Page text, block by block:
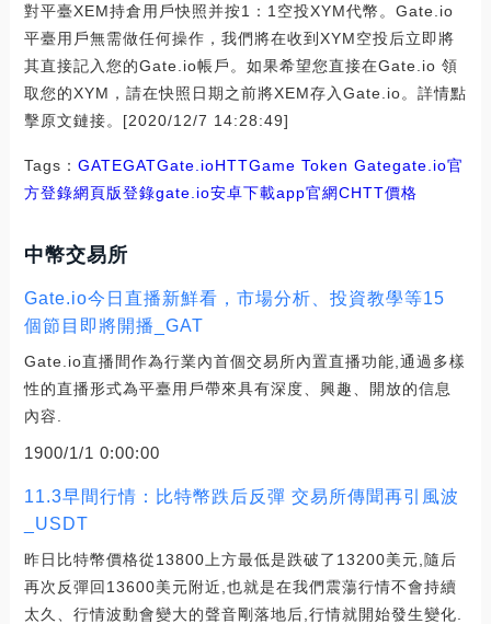
對平臺XEM持倉用戶快照并按1：1空投XYM代幣。Gate.io
平臺用戶無需做任何操作，我們將在收到XYM空投后立即將
其直接記入您的Gate.io帳戶。如果希望您直接在Gate.io 領
取您的XYM，請在快照日期之前將XEM存入Gate.io。詳情點
擊原文鏈接。[2020/12/7 14:28:49]
Tags： GATEGATGate.ioHTTGame Token Gategate.io官
方登錄網頁版登錄gate.io安卓下載app官網CHTT價格
中幣交易所
Gate.io今日直播新鮮看，市場分析、投資教學等15
個節目即將開播_GAT
Gate.io直播間作為行業內首個交易所內置直播功能,通過多樣
性的直播形式為平臺用戶帶來具有深度、興趣、開放的信息
內容.
1900/1/1 0:00:00
11.3早間行情：比特幣跌后反彈 交易所傳聞再引風波
_USDT
昨日比特幣價格從13800上方最低是跌破了13200美元,隨后
再次反彈回13600美元附近,也就是在我們震蕩行情不會持續
太久、行情波動會變大的聲音剛落地后,行情就開始發生變化.